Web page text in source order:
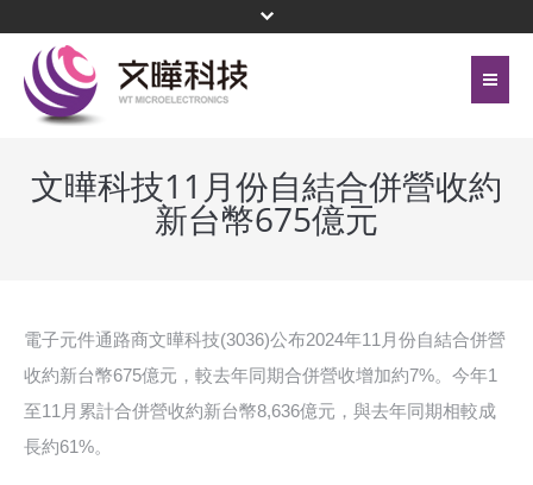
代理產品線
公司治理
聯絡我們
隱私權保護政策
頁尾選單
文曄科技11月份自結合併營收約
新台幣675億元
電子元件通路商文曄科技(3036)公布2024年11月份自結合併營
收約新台幣675億元，較去年同期合併營收增加約7%。今年1
至11月累計合併營收約新台幣8,636億元，與去年同期相較成
長約61%。